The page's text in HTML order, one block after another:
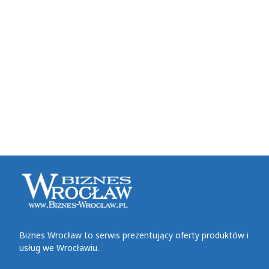
Biznes Wrocław to serwis prezentujący oferty produktów i
usług we Wrocławiu.